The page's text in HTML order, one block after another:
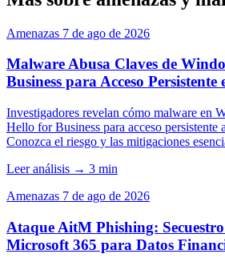
Amenazas 7 de ago de 2026
Malware Abusa Claves de
Business para Acceso
Investigadores revelan cómo malware en
Hello for Business para acceso
Conozca el riesgo y las mitigaciones
Leer análisis → 3 min
Amenazas 7 de ago de 2026
Ataque AitM Phishing:
Microsoft 365 para Datos